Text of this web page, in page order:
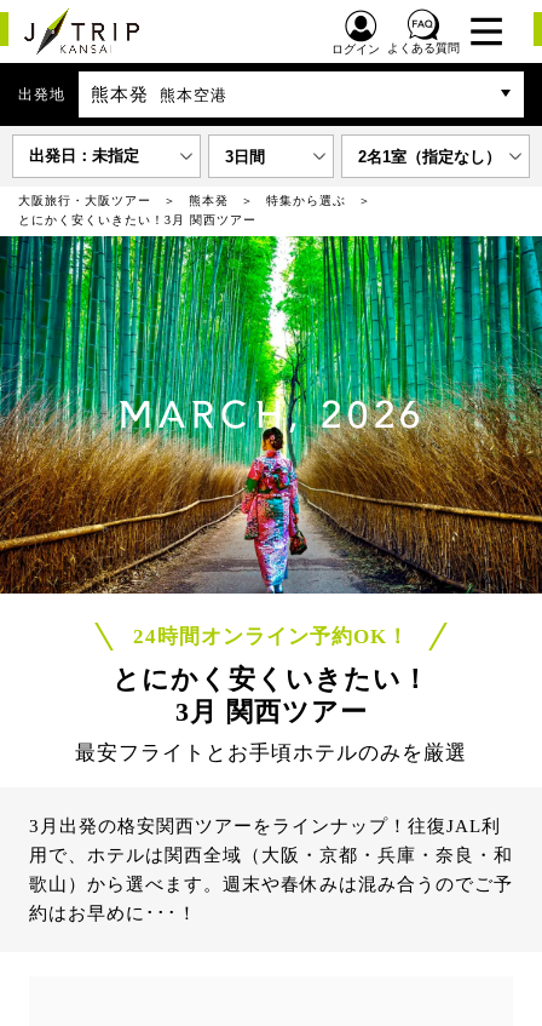
ログイン よくある質問
出発地 熊本発 熊本空港
出発日：未指定 3日間 2名1室（指定なし）
大阪旅行・大阪ツアー 熊本発
特集から選ぶ
とにかく安くいきたい！3月 関西ツアー
MARCH, 2026
24時間オンライン予約OK！
とにかく安くいきたい！
3月 関西ツアー
最安フライトとお手頃ホテルのみを厳選
3月出発の格安関西ツアーをラインナップ！往復JAL利
用で、ホテルは関西全域（大阪・京都・兵庫・奈良・和
歌山）から選べます。週末や春休みは混み合うのでご予
約はお早めに･･･！